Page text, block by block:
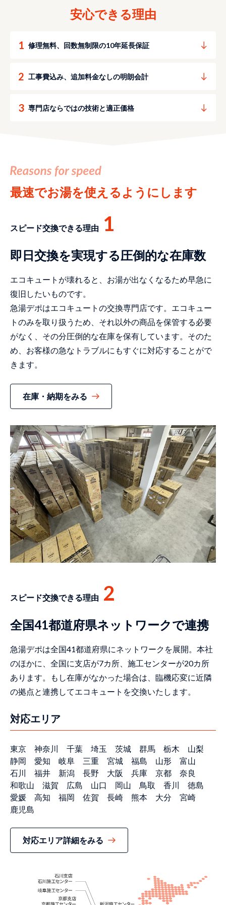
安心できる理由
修理無料、回数無制限の10年延長保証
工事費込み、追加料金なしの明朗会計
専門店ならではの技術と適正価格
最速でお湯を使えるようにします
スピード交換できる理由 1
即日交換を実現する圧倒的な在庫数
エコキュートが壊れると、お湯が出なくなるため早急に
復旧したいものです。
急湯デポはエコキュートの交換専門店です。エコキュー
トのみを取り扱うため、それ以外の商品を保管する必要
がなく、その分圧倒的な在庫を保有しています。そのた
め、お客様の急なトラブルにもすぐに対応することがで
きます。
在庫・納期をみる
スピード交換できる理由 2
全国41都道府県ネットワークで連携
急湯デポは全国41都道府県にネットワークを展開。本社
のほかに、全国に支店が7カ所、施工センターが20カ所
あります。もし在庫がなかった場合は、臨機応変に近隣
の拠点と連携してエコキュートを交換いたします。
対応エリア
東京 神奈川 千葉 埼玉 茨城 群馬 栃木
山梨
静岡
愛知 岐阜 三重 宮城 福島 山形
富山
石川
福井 新潟 長野 大阪 兵庫 京都
奈良
和歌山
滋賀 広島 山口 岡山 鳥取 香川
徳島
愛媛
高知 福岡 佐賀 長崎 熊本 大分
宮崎
鹿児島
対応エリア詳細をみる